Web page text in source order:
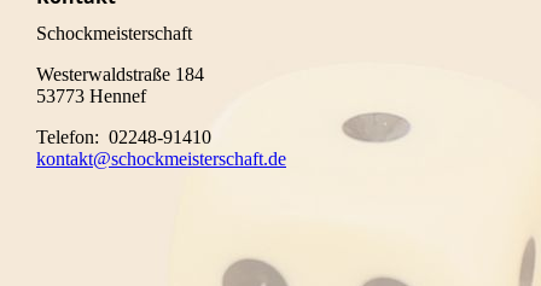
Schockmeisterschaft
Westerwaldstraße 184
53773 Hennef
Telefon: 02248-91410
kontakt@schockmeisterschaft.de